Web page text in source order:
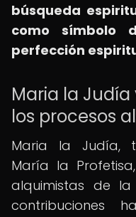
búsqueda
como símbolo
perfección
Maria la
los procesos
Maria la Judía,
María la
alquimistas de
contribuciones